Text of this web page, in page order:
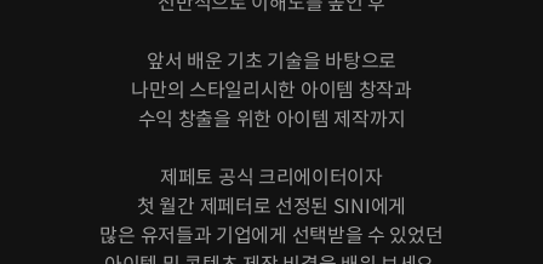
앞서 배운 기초 기술을 바탕으로
나만의 스타일리시한 아이템 창작과
수익 창출을 위한 아이템 제작까지
제페토 공식 크리에이터이자
첫 월간 제페터로 선정된 SINI에게
많은 유저들과 기업에게 선택받을 수 있었던